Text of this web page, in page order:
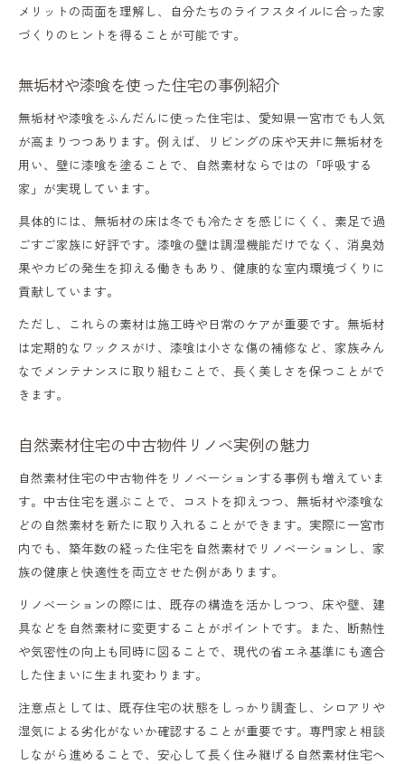
メリットの両面を理解し、自分たちのライフスタイルに合った家
づくりのヒントを得ることが可能です。
無垢材や漆喰を使った住宅の事例紹介
無垢材や漆喰をふんだんに使った住宅は、愛知県一宮市でも人気
が高まりつつあります。例えば、リビングの床や天井に無垢材を
用い、壁に漆喰を塗ることで、自然素材ならではの「呼吸する
家」が実現しています。
具体的には、無垢材の床は冬でも冷たさを感じにくく、素足で過
ごすご家族に好評です。漆喰の壁は調湿機能だけでなく、消臭効
果やカビの発生を抑える働きもあり、健康的な室内環境づくりに
貢献しています。
ただし、これらの素材は施工時や日常のケアが重要です。無垢材
は定期的なワックスがけ、漆喰は小さな傷の補修など、家族みん
なでメンテナンスに取り組むことで、長く美しさを保つことがで
きます。
自然素材住宅の中古物件リノベ実例の魅力
自然素材住宅の中古物件をリノベーションする事例も増えていま
す。中古住宅を選ぶことで、コストを抑えつつ、無垢材や漆喰な
どの自然素材を新たに取り入れることができます。実際に一宮市
内でも、築年数の経った住宅を自然素材でリノベーションし、家
族の健康と快適性を両立させた例があります。
リノベーションの際には、既存の構造を活かしつつ、床や壁、建
具などを自然素材に変更することがポイントです。また、断熱性
や気密性の向上も同時に図ることで、現代の省エネ基準にも適合
した住まいに生まれ変わります。
注意点としては、既存住宅の状態をしっかり調査し、シロアリや
湿気による劣化がないか確認することが重要です。専門家と相談
しながら進めることで、安心して長く住み継げる自然素材住宅へ